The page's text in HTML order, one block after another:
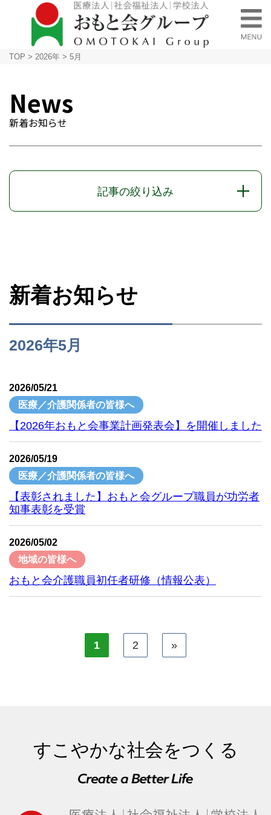
TOP > 2026年 > 5月
News
新着お知らせ
記事の絞り込み
新着お知らせ
2026年5月
2026/05/21
医療／介護関係者の皆様へ
【2026年おもと会事業計画発表会】を開催しました
2026/05/19
医療／介護関係者の皆様へ
【表彰されました】おもと会グループ職員が功労者
知事表彰を受賞
2026/05/02
地域の皆様へ
おもと会介護職員初任者研修（情報公表）
1 2 »
すこやかな社会をつくる